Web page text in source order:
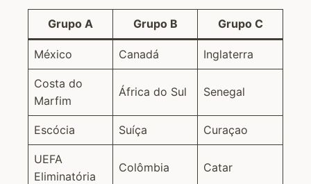
Grupo A Grupo B Grupo C
México Canadá Inglaterra
Costa do
Marfim
África do Sul Senegal
Escócia Suíça Curaçao
UEFA
Eliminatória
Colômbia Catar